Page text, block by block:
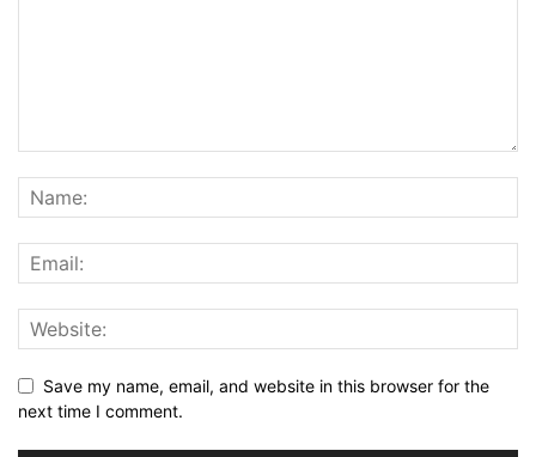
Save my name, email, and website in this browser for the
next time I comment.